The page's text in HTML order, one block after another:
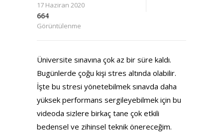
17 Haziran 2020
664
Görüntülenme
Üniversite sınavına çok az bir süre kaldı.
Bugünlerde çoğu kişi stres altında olabilir.
İşte bu stresi yönetebilmek sınavda daha
yüksek performans sergileyebilmek için bu
videoda sizlere birkaç tane çok etkili
bedensel ve zihinsel teknik önereceğim.